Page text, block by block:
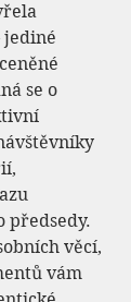
jediné
se o
předsedy.
věcí,
vám